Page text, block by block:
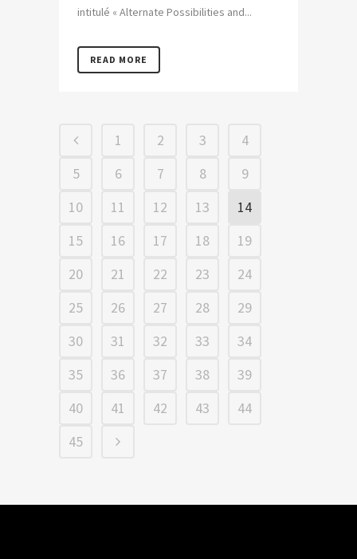
intitulé « Alternate Possibilities and...
READ MORE
1 2 3
4
5
6 7 8
9
10
11 12 13
14
15
16 17 18
19
20
21 22 23
24
25
26 27 28
29
30
31 32 33
34
35
36 37 38
39
40
41 42 43
44
45